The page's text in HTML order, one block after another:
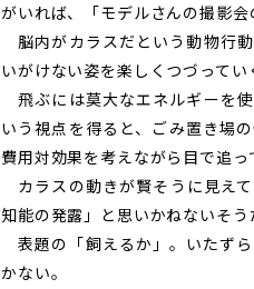
がいれば、「モデルさんの撮影会
脳内がカラスだという動物行
いがけない姿を楽しくつづってい
飛ぶには莫大なエネルギーを
いう視点を得ると、ごみ置き場
費用対効果を考えながら目で追っ
カラスの動きが賢そうに見え
知能の発露」と思いかねないそう
表題の「飼えるか」。いたず
かない。